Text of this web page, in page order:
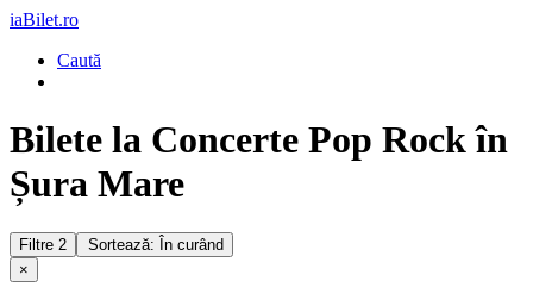
iaBilet.ro
Caută
Bilete la Concerte Pop Rock în
Șura Mare
Filtre 2
Sortează: În curând
×